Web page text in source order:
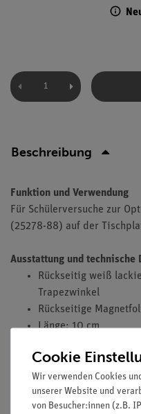
Beschreibung
Funktion und Verwendung
Für Schülerversuche zur
(25278-88) auf der
Ausstattung und technische
Rückseitig weiß
Trapezwinkel
Rückseitige
Länge: 10 cm
Höhe: 6 cm
Cookie
Wir verwenden Cookies
unserer Website und
von Besucher:innen (z.B.